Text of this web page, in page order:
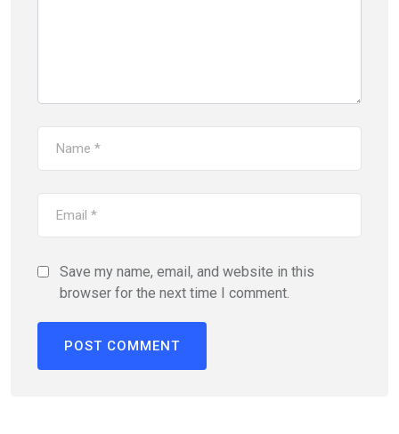
Save my name, email, and website in this
browser for the next time I comment.